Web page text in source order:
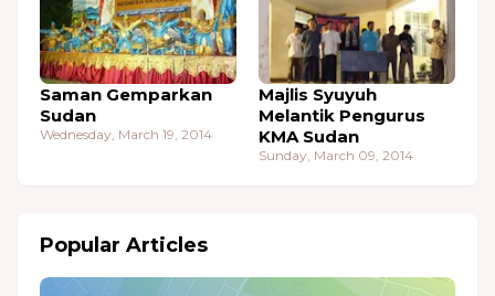
Saman Gemparkan
Sudan
Wednesday, March 19, 2014
Majlis Syuyuh
Melantik Pengurus
KMA Sudan
Sunday, March 09, 2014
Popular Articles